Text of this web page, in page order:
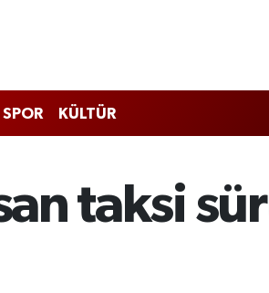
SPOR KÜLTÜR
taksi